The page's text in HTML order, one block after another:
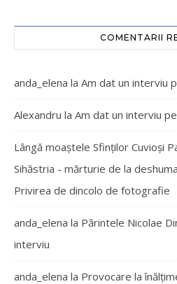
COMENTARII
anda_elena la Am dat un interviu
Alexandru la Am dat un interviu
Lângă moaștele Sfinților Cuvioși
Sihăstria - mărturie de la
Privirea de dincolo de fotografie
anda_elena la Părintele Nicolae
interviu
anda_elena la Provocare la